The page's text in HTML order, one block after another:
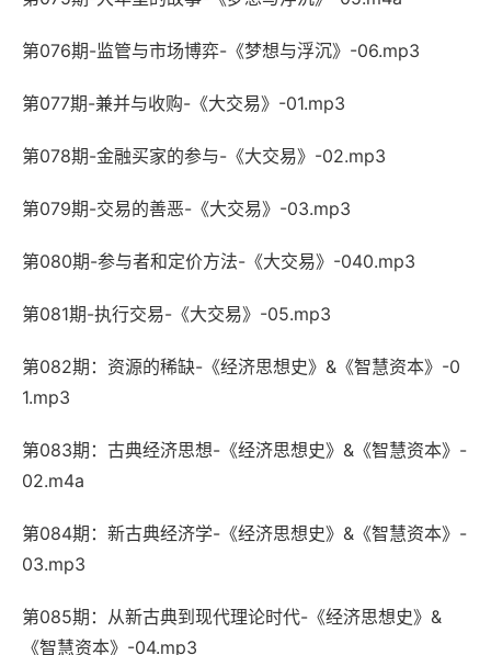
第076期-监管与市场博弈-《梦想与浮沉》-06.mp3
第077期-兼并与收购-《大交易》-01.mp3
第078期-金融买家的参与-《大交易》-02.mp3
第079期-交易的善恶-《大交易》-03.mp3
第080期-参与者和定价方法-《大交易》-040.mp3
第081期-执行交易-《大交易》-05.mp3
第082期：资源的稀缺-《经济思想史》&《智慧资本》-0
1.mp3
第083期：古典经济思想-《经济思想史》&《智慧资本》-
02.m4a
第084期：新古典经济学-《经济思想史》&《智慧资本》-
03.mp3
第085期：从新古典到现代理论时代-《经济思想史》&
《智慧资本》-04.mp3